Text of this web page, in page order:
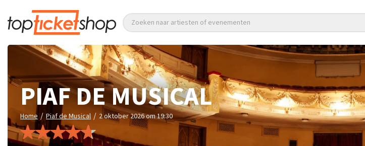
Zoeken naar artiesten of evenementen
PIAF DE MUSICAL
Home / Piaf de Musical / 2 oktober 2026 om 19:30